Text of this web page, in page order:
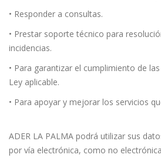
• Responder a consultas.
• Prestar soporte técnico para
incidencias.
• Para garantizar el cumplimiento de
Ley aplicable.
• Para apoyar y mejorar los servicios
ADER LA PALMA podrá utilizar sus
por vía electrónica, como no